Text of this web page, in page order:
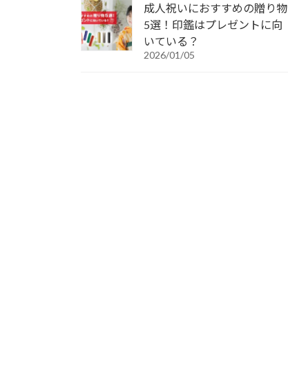
成人祝いにおすすめの贈り物
5選！印鑑はプレゼントに向
いている？
2026/01/05